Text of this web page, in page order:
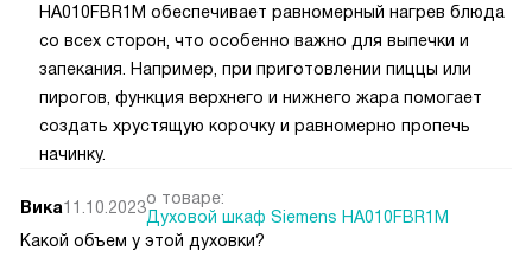
HA010FBR1M обеспечивает равномерный нагрев блюда
со всех сторон, что особенно важно для выпечки и
запекания. Например, при приготовлении пиццы или
пирогов, функция верхнего и нижнего жара помогает
создать хрустящую корочку и равномерно пропечь
начинку.
Вика11.10.2023о товаре:
Духовой шкаф Siemens HA010FBR1M
Какой объем у этой духовки?